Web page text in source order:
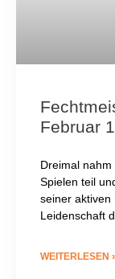
Februar
Dreimal
Spielen teil
seiner aktiven
Leidenschaft
WEITERLESEN